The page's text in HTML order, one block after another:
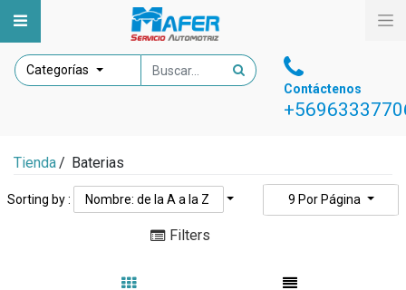
Categorías
Contáctenos
Tienda/ Baterias
Sorting by : Nombre: de la A a la Z 9 Por Página
Filters